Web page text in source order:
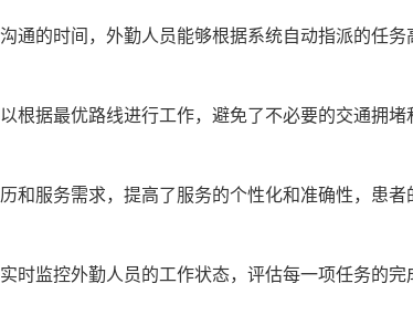
通的时间，外勤人员能够根据系统自动指派的任务
根据最优路线进行工作，避免了不必要的交通拥堵
和服务需求，提高了服务的个性化和准确性，患者
时监控外勤人员的工作状态，评估每一项任务的完